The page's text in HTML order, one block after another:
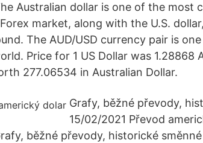
Australian dollar is one of the most
market, along with the U.S.
The AUD/USD currency pair is
Price for 1 US Dollar was 1.28868
277.06534 in Australian Dollar.
Grafy, běžné převody,
15/02/2021 Převod
běžné převody, historické